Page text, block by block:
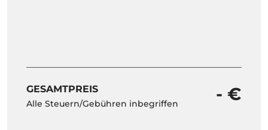
GESAMTPREIS
Alle Steuern/Gebühren inbegriffen - €